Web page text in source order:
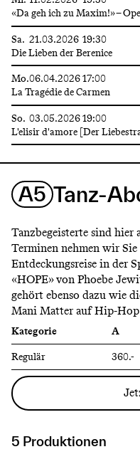
«Da geh ich zu Maxim!» –
Sa. 21.03.2026 19:30
Die Lieben der Berenice
Mo.06.04.202617:00
La Tragédie de Carmen
So. 03.05.202619:00
L'elisir d'amore [Der
A5 Tanz-
Tanzbegeisterte sind
Terminen nehmen wir
Entdeckungsreise in der
«HOPE» von Phoebe
gehört ebenso dazu wie
Mani Matter auf Hip-
Kategorie A
Regulär
360.-
5 Produktionen